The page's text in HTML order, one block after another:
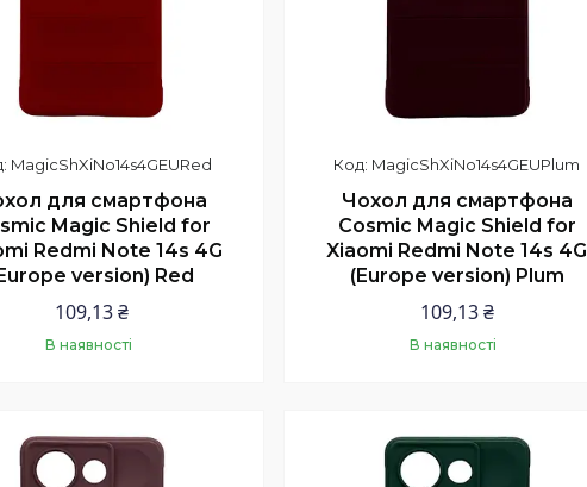
MagicShXiNo14s4GEURed
для смартфона
Magic Shield for
Redmi Note 14s 4G
version) Red
109,13 ₴
В наявності
MagicShXiNo14s4GEUPlum
Чохол для смартфона
Cosmic Magic Shield for
Xiaomi Redmi Note 14s 4G
(Europe version) Plum
109,13 ₴
В наявності